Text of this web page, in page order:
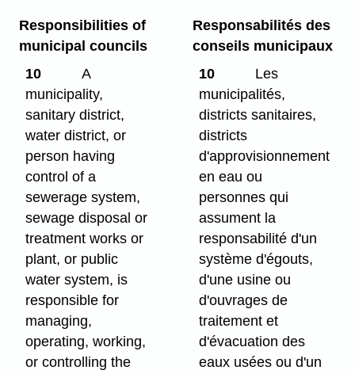
Responsibilities of
municipal councils
10
A
municipality,
sanitary district,
water district, or
person having
control of a
sewerage system,
sewage disposal or
treatment works or
plant, or public
water system, is
responsible for
managing,
operating, working,
or controlling the
Responsabilités des
conseils municipaux
10
Les
municipalités,
districts sanitaires,
districts
d'approvisionnement
en eau ou
personnes qui
assument la
responsabilité d'un
système d'égouts,
d'une usine ou
d'ouvrages de
traitement et
d'évacuation des
eaux usées ou d'un